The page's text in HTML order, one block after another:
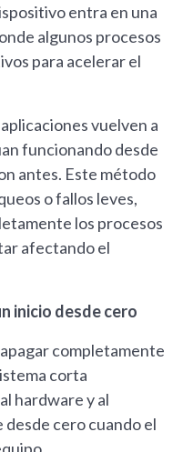
entra en una
algunos procesos
para acelerar el
vuelven a
funcionando desde
antes. Este método
o fallos leves,
los procesos
afectando el
inicio desde cero
completamente
corta
hardware y al
cero cuando el